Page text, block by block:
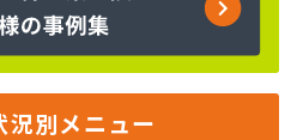
東 八王子営業所
ビス
況別メニュー